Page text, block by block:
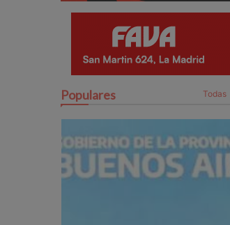
Populares Todas